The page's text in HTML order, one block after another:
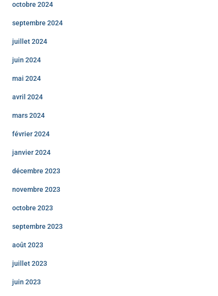
octobre 2024
septembre 2024
juillet 2024
juin 2024
mai 2024
avril 2024
mars 2024
février 2024
janvier 2024
décembre 2023
novembre 2023
octobre 2023
septembre 2023
août 2023
juillet 2023
juin 2023